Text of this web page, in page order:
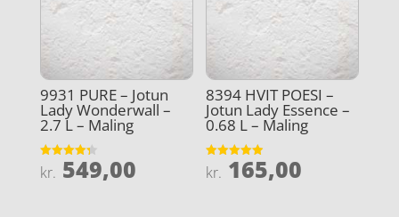
9931 PURE – Jotun
Lady Wonderwall –
2.7 L – Maling
Vurderet
4.3
kr. 549,00
8394 HVIT POESI –
Jotun Lady Essence –
0.68 L – Maling
Vurderet
4.9
kr. 165,00